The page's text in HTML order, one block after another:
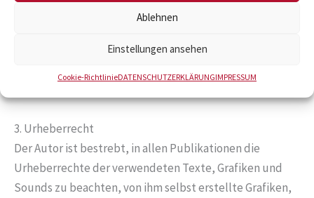
Ablehnen
Einstellungen ansehen
Cookie-RichtlinieDATENSCHUTZERKLÄRUNGIMPRESSUM
der über Links auf die jeweilige Veröffentlichung
gleichermaßen auch für Fremdeinträge in vom Autor
eingerichteten Gästebüchern, Diskussionsforen und
3. Urheberrecht
Der Autor ist bestrebt, in allen Publikationen die
Urheberrechte der verwendeten Texte, Grafiken und
Sounds zu beachten, von ihm selbst erstellte Grafiken,